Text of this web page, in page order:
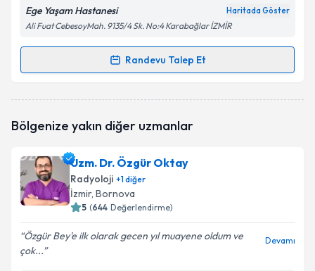
Ege Yaşam Hastanesi Haritada Göster
Ali Fuat CebesoyMah. 9135/4 Sk. No:4 Karabağlar İZMİR
Randevu Talep Et
Randevu Takvimi Talebi
oluşturun. Size bu uzmandan randevu almanız için bir
E-posta Adresiniz
Kişisel verilerimin işlenmesine ilişkinAydınlatma
Bölgenize yakın diğer uzmanlar
Uzm. Dr. Özgür Oktay
Radyoloji +1diğer
İzmir, Bornova
5 (644 Değerlendirme)
Özgür Bey'e ilk olarak gecen yıl muayene oldum ve
çok...
Devamı